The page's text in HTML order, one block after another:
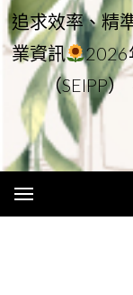
追求效率、精
業資訊
2026
（SEIPP